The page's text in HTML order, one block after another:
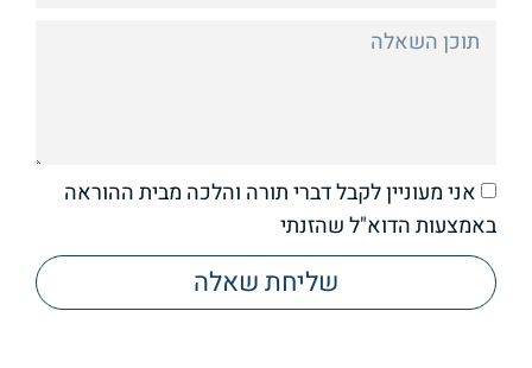
אני מעוניין לקבל דברי תורה והלכה מבית ההוראה
באמצעות הדוא"ל שהזנתי
שליחת שאלה